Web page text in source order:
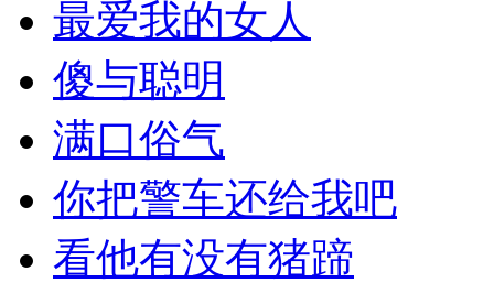
最爱我的女人
傻与聪明
满口俗气
你把警车还给我吧
看他有没有猪蹄